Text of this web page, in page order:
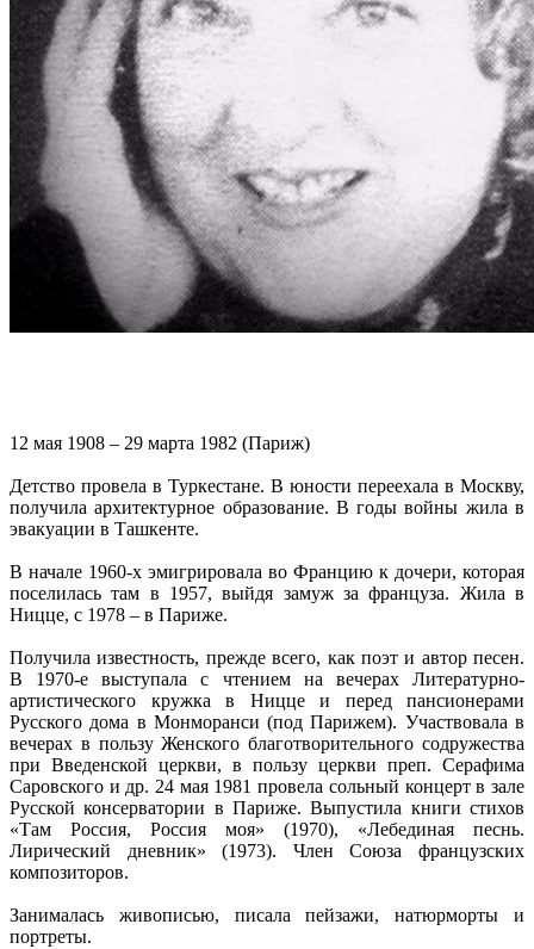
12 мая 1908 – 29 марта 1982 (Париж)
Детство провела в Туркестане. В юности переехала в Москву,
получила архитектурное образование. В годы войны жила в
эвакуации в Ташкенте.
В начале 1960-х эмигрировала во Францию к дочери, которая
поселилась там в 1957, выйдя замуж за француза. Жила в
Ницце, с 1978 – в Париже.
Получила известность, прежде всего, как поэт и автор песен.
В 1970-е выступала с чтением на вечерах Литературно-
артистического кружка в Ницце и перед пансионерами
Русского дома в Монморанси (под Парижем). Участвовала в
вечерах в пользу Женского благотворительного содружества
при Введенской церкви, в пользу церкви преп. Серафима
Саровского и др. 24 мая 1981 провела сольный концерт в зале
Русской консерватории в Париже. Выпустила книги стихов
«Там Россия, Россия моя» (1970), «Лебединая песнь.
Лирический дневник» (1973). Член Союза французских
композиторов.
Занималась живописью, писала пейзажи, натюрморты и
портреты.